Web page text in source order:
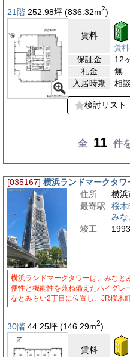
21階 252.98坪 (836.32m2)
賃料
賃
保証金
12
礼金
無
入居時期
相談
検討リスト
全 11 件
[035167] 横浜ランドマークタワ
住所
横浜
最寄駅
桜木
みな
竣工
横浜ランドマークタワーは、みなと
便性と機能性を兼ね備えたハイグレ
なとみらい2丁目に位置し、JR桜木
30階 44.25坪 (146.29m2)
賃料